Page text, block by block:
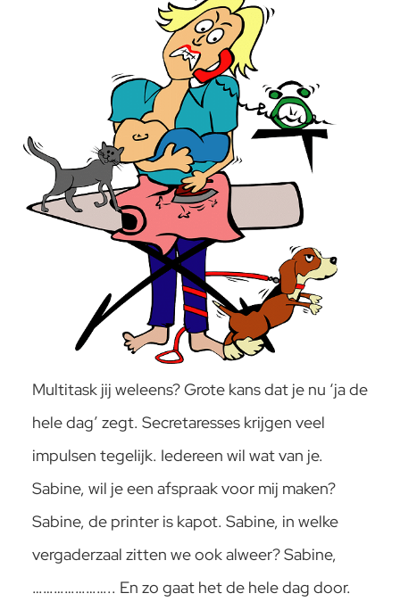
Multitask jij weleens? Grote kans dat je nu ‘ja de
hele dag’ zegt. Secretaresses krijgen veel
impulsen tegelijk. Iedereen wil wat van je.
Sabine, wil je een afspraak voor mij maken?
Sabine, de printer is kapot. Sabine, in welke
vergaderzaal zitten we ook alweer? Sabine,
………………….. En zo gaat het de hele dag door.